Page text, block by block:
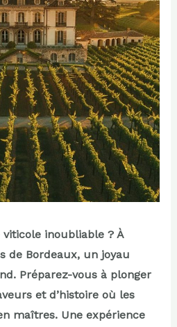
viticole inoubliable ? À
de Bordeaux, un joyau
Préparez-vous à plonger
et d’histoire où les
maîtres. Une expérience